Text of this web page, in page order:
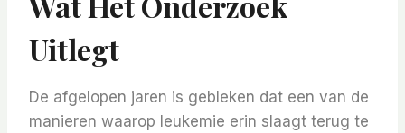
Uitlegt
De afgelopen jaren is gebleken dat een van de
manieren waarop leukemie erin slaagt terug te